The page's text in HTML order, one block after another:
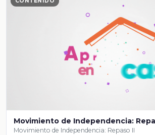
Movimiento de Independencia:
Movimiento de Independencia: Repaso II